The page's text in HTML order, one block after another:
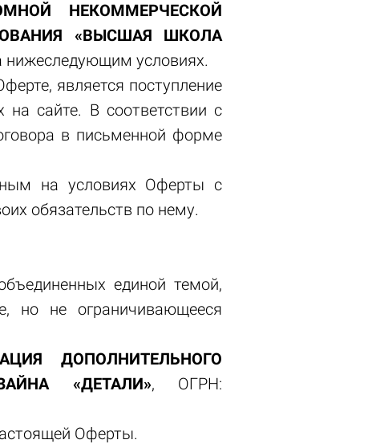
НЕКОММЕРЧЕСКОЙ
«ВЫСШАЯ ШКОЛА
нижеследующим условиях.
является поступление
сайте. В соответствии с
в письменной форме
на условиях Оферты с
обязательств по нему.
единой темой,
но не ограничивающееся
ДОПОЛНИТЕЛЬНОГО
«ДЕТАЛИ», ОГРН:
Оферты.